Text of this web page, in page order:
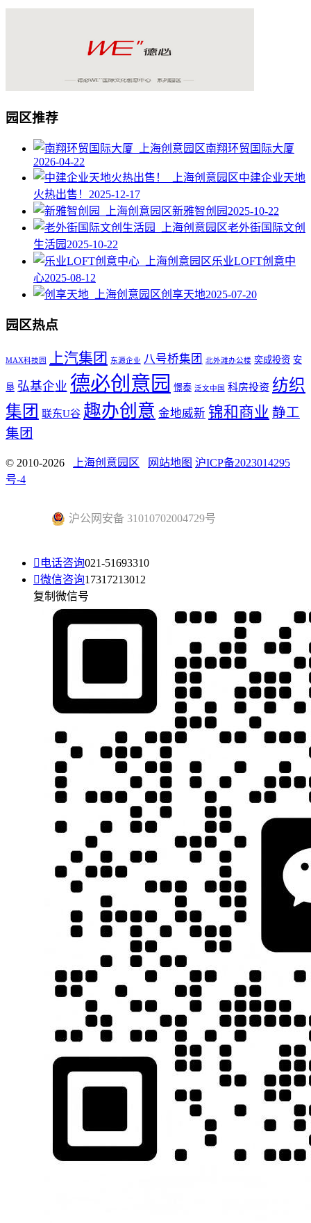
园区推荐
南翔环贸国际大厦
2026-04-22
中建企业天地
火热出售！ 2025-12-17
新雅智创园 2025-10-22
老外街国际文创
生活园 2025-10-22
乐业LOFT创意中
心2025-08-12
创享天地2025-07-20
园区热点
MAX科技园 上汽集团 东源企业 八号桥集团 北外滩办公楼 奕成投资 安
垦 弘基企业 德必创意园 憬泰 泛文中国 科房投资 纺织
集团 联东U谷 趣办创意 金地威新 锦和商业 静工
集团
© 2010-2026 上海创意园区 网站地图 沪ICP备2023014295
号-4
沪公网安备 31010702004729号
 电话咨询021-51693310
微信咨询17317213012
复制微信号